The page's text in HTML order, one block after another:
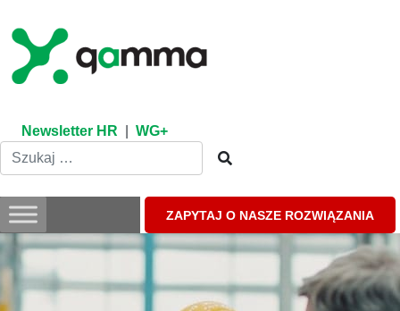
content
Newsletter HR WG+
ZAPYTAJ O NASZE ROZWIĄZANIA